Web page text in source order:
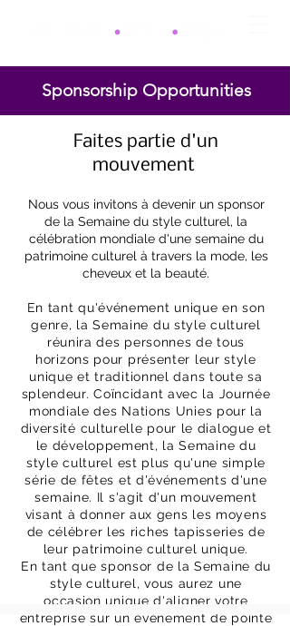
Sponsorship Opportunities
Faites partie d'un
mouvement
Nous vous invitons à devenir un sponsor
de la Semaine du style culturel, la
célébration mondiale d'une semaine du
patrimoine culturel à travers la mode, les
cheveux et la beauté.
En tant qu'événement unique en son
genre, la Semaine du style culturel
réunira des personnes de tous
horizons pour présenter leur style
unique et traditionnel dans toute sa
splendeur. Coïncidant avec la Journée
mondiale des Nations Unies pour la
diversité culturelle pour le dialogue et
le développement, la Semaine du
style culturel est plus qu'une simple
série de fêtes et d'événements d'une
semaine. Il s'agit d'un mouvement
visant à donner aux gens les moyens
de célébrer les riches tapisseries de
leur patrimoine culturel unique.
En tant que sponsor de la Semaine du
style culturel, vous aurez une
occasion unique d'aligner votre
entreprise sur un événement de pointe